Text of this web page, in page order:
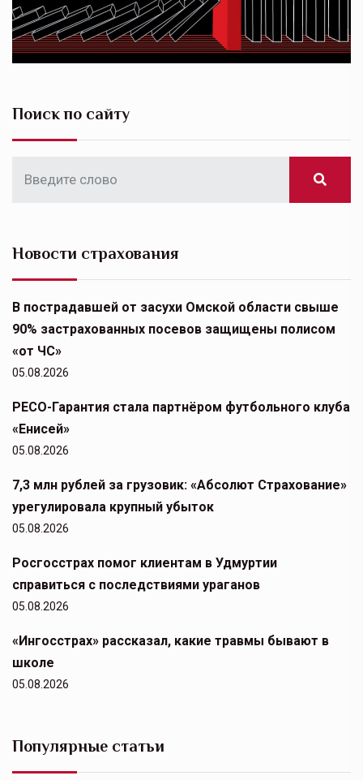
Поиск по сайту
Новости страхования
В пострадавшей от засухи Омской области свыше
90% застрахованных посевов защищены полисом
«от ЧС»
05.08.2026
РЕСО-Гарантия стала партнёром футбольного клуба
«Енисей»
05.08.2026
7,3 млн рублей за грузовик: «Абсолют Страхование»
урегулировала крупный убыток
05.08.2026
Росгосстрах помог клиентам в Удмуртии
справиться с последствиями ураганов
05.08.2026
«Ингосстрах» рассказал, какие травмы бывают в
школе
05.08.2026
Популярные статьи